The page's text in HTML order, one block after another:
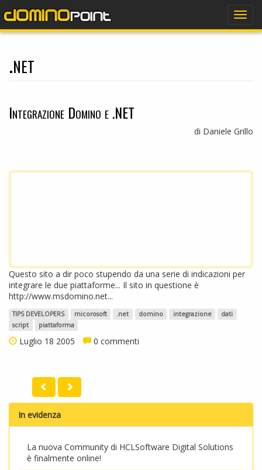
.net
Integrazione Domino e .NET
di Daniele Grillo
Questo sito a dir poco stupendo da una serie di indicazioni per
integrare le due piattaforme... Il sito in questione è
http://www.msdomino.net...
TIPS DEVELOPERS micorosoft .net domino integrazione
dati
script
piattaforma
Luglio 18 2005 0 commenti
In evidenza
La nuova Community di HCLSoftware Digital Solutions
è finalmente online!